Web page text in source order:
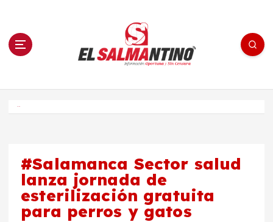
n El Salmantino - medios/noticias/editorial
#Salamanca Sector salud
lanza jornada de
esterilización gratuita
para perros y gatos